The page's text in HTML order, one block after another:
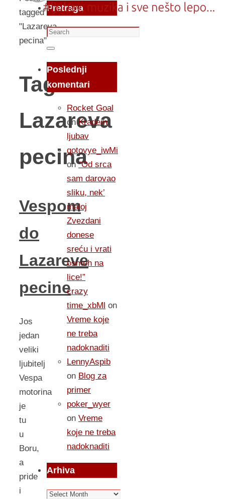
tagged
"Lazareva
pecina"
Tag:
Lazareva
pecina
Vespom
do
Lazareve
pecine
Jos
jedan
veliki
ljubitelj
Vespa
motorina
je
tu
u
Boru,
a
pride
i
Pretraga
Search
for:
Search
Poslednji
komentari
Rocket Goal
onKradem
ljubav
gotovye_iwMi
on“Od srca
sam darovao
sliku, nek’
maloj
Zvezdani
donese
sreću i vrati
osmeh na
lice!”
crazy
time_xbMl on
Vreme koje
ne treba
nadoknaditi
LennyAspib
on Blog za
primer
poker_wyer
on Vreme
koje ne treba
nadoknaditi
Arhiva
Arhiva